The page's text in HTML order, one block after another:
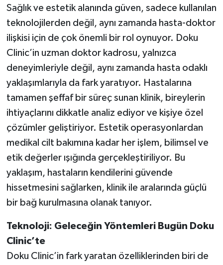
Sağlık ve estetik alanında güven, sadece kullanılan
teknolojilerden değil, aynı zamanda hasta-doktor
ilişkisi için de çok önemli bir rol oynuyor. Doku
Clinic’in uzman doktor kadrosu, yalnızca
deneyimleriyle değil, aynı zamanda hasta odaklı
yaklaşımlarıyla da fark yaratıyor. Hastalarına
tamamen şeffaf bir süreç sunan klinik, bireylerin
ihtiyaçlarını dikkatle analiz ediyor ve kişiye özel
çözümler geliştiriyor. Estetik operasyonlardan
medikal cilt bakımına kadar her işlem, bilimsel ve
etik değerler ışığında gerçekleştiriliyor. Bu
yaklaşım, hastaların kendilerini güvende
hissetmesini sağlarken, klinik ile aralarında güçlü
bir bağ kurulmasına olanak tanıyor.
Teknoloji: Geleceğin Yöntemleri Bugün Doku
Clinic’te
Doku Clinic’in fark yaratan özelliklerinden biri de